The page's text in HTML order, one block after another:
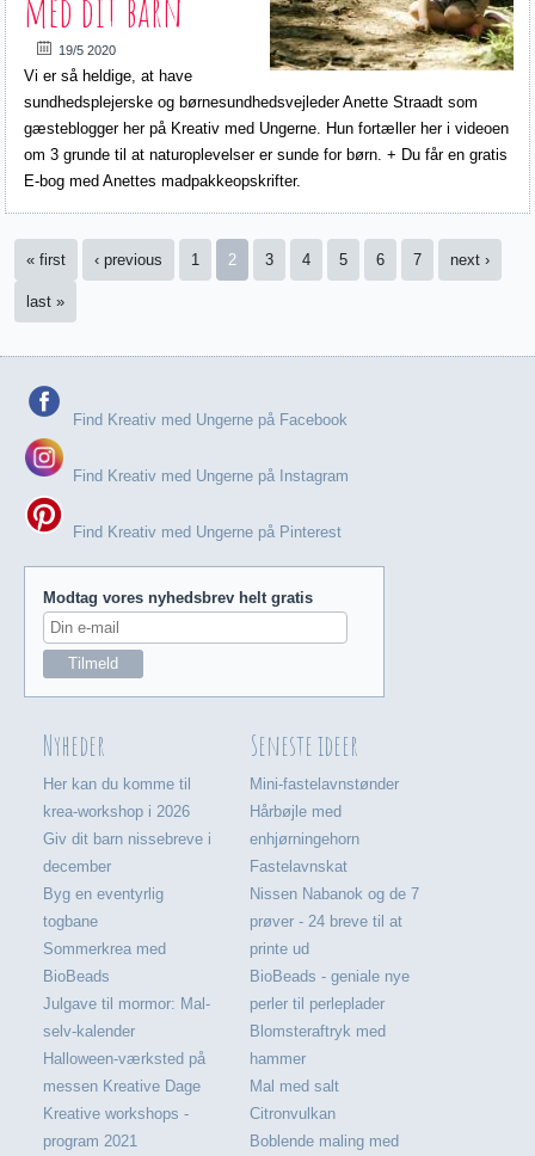
19/5 2020
Vi er så heldige, at have
sundhedsplejerske og børnesundhedsvejleder Anette Straadt som
gæsteblogger her på Kreativ med Ungerne. Hun fortæller her i videoen
om 3 grunde til at naturoplevelser er sunde for børn. + Du får en gratis
E-bog med Anettes madpakkeopskrifter.
Sider« first ‹ previous 1 2 3 4 5 6 7 next ›
last »
Find Kreativ med Ungerne på Facebook
Find Kreativ med Ungerne på Instagram
Find Kreativ med Ungerne på Pinterest
Modtag vores nyhedsbrev helt gratis
Nyheder
Her kan du komme til
krea-workshop i 2026
Giv dit barn nissebreve i
december
Byg en eventyrlig
togbane
Sommerkrea med
BioBeads
Julgave til mormor: Mal-
selv-kalender
Halloween-værksted på
messen Kreative Dage
Kreative workshops -
program 2021
Seneste ideer
Mini-fastelavnstønder
Hårbøjle med
enhjørningehorn
Fastelavnskat
Nissen Nabanok og de 7
prøver - 24 breve til at
printe ud
BioBeads - geniale nye
perler til perleplader
Blomsteraftryk med
hammer
Mal med salt
Citronvulkan
Boblende maling med